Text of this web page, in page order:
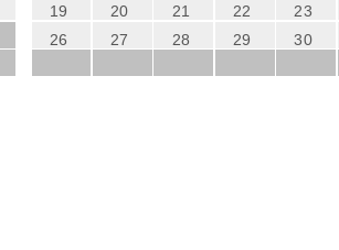
19
20 21 22 23
26
27 28 29 30